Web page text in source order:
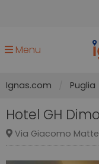
Menu
Ignas.com Puglia
Hotel GH
Via Giacomo